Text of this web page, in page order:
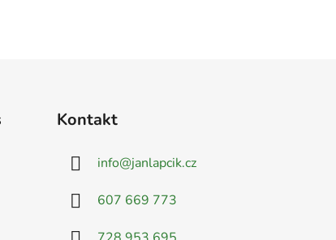
Kontakt
info@janlapcik.cz
607 669 773